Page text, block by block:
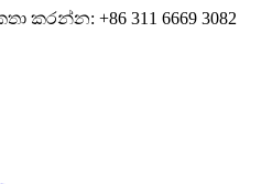
කරන්න: +86 311 6669 3082